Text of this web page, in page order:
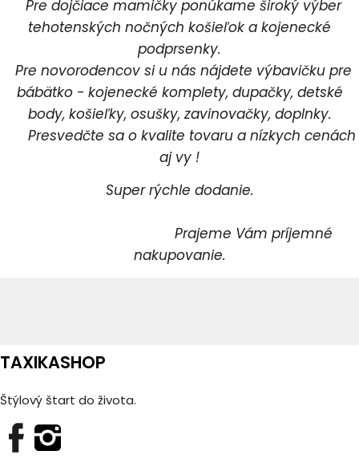
Pre dojčiace mamičky ponúkame široký výber
tehotenských nočných košieľok a kojenecké
podprsenky.
Pre novorodencov si u nás nájdete výbavičku pre
bábätko - kojenecké komplety, dupačky, detské
body, košieľky, osušky, zavinovačky, doplnky.
Presvedčte sa o kvalite tovaru a nízkych cenách
aj vy !
Super rýchle dodanie.
Prajeme Vám príjemné
nakupovanie.
TAXIKASHOP
Štýlový štart do života.